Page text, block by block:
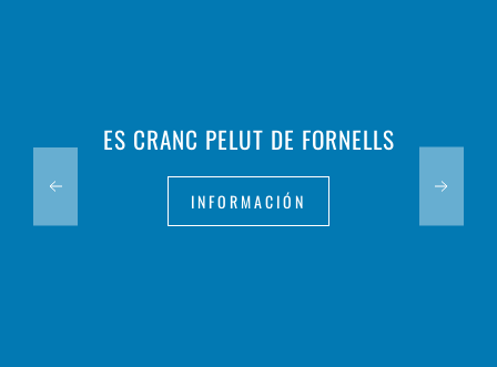
ES CRANC PELUT DE FORNELLS
INFORMACIÓN